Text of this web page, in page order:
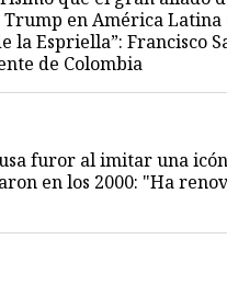
en América Latina
la Espriella”: Francisco
de Colombia
furor al imitar una
en los 2000: "Ha